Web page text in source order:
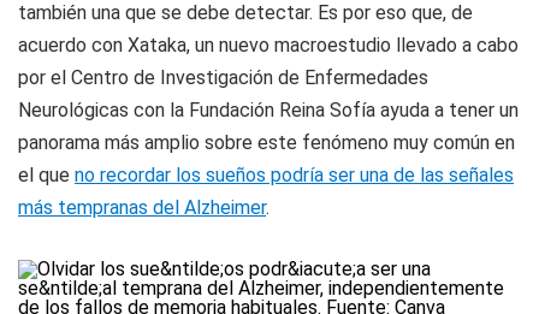
también una que se debe detectar. Es por eso que, de
acuerdo con Xataka, un nuevo macroestudio llevado a cabo
por el Centro de Investigación de Enfermedades
Neurológicas con la Fundación Reina Sofía ayuda a tener un
panorama más amplio sobre este fenómeno muy común en
el que no recordar los sueños podría ser una de las señales
más tempranas del Alzheimer.